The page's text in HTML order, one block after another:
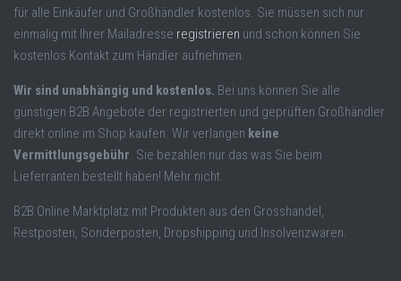
für alle Einkäufer und Großhändler kostenlos. Sie müssen sich nur
einmalig mit Ihrer Mailadresse registrieren und schon können Sie
kostenlos Kontakt zum Händler aufnehmen.
Wir sind unabhängig und kostenlos. Bei uns können Sie alle
günstigen B2B Angebote der registrierten und geprüften Großhändler
direkt online im Shop kaufen. Wir verlangen keine
Vermittlungsgebühr. Sie bezahlen nur das was Sie beim
Lieferranten bestellt haben! Mehr nicht.
B2B Online Marktplatz mit Produkten aus den Grosshandel,
Restposten, Sonderposten, Dropshipping und Insolvenzwaren.